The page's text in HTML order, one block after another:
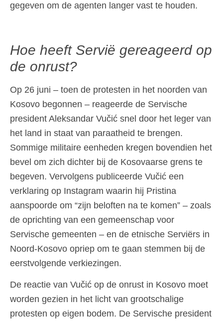
gegeven om de agenten langer vast te houden.
Hoe heeft Servië gereageerd op
de onrust?
Op 26 juni – toen de protesten in het noorden van
Kosovo begonnen – reageerde de Servische
president Aleksandar Vučić snel door het leger van
het land in staat van paraatheid te brengen.
Sommige militaire eenheden kregen bovendien het
bevel om zich dichter bij de Kosovaarse grens te
begeven. Vervolgens publiceerde Vučić een
verklaring op Instagram waarin hij Pristina
aanspoorde om “zijn beloften na te komen” – zoals
de oprichting van een gemeenschap voor
Servische gemeenten – en de etnische Serviërs in
Noord-Kosovo opriep om te gaan stemmen bij de
eerstvolgende verkiezingen.
De reactie van Vučić op de onrust in Kosovo moet
worden gezien in het licht van grootschalige
protesten op eigen bodem. De Servische president